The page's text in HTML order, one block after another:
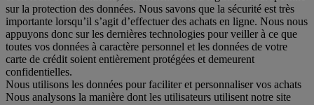
sur la protection des données. Nous savons que la sécurité est très
importante lorsqu’il s’agit d’effectuer des achats en ligne. Nous nous
appuyons donc sur les dernières technologies pour veiller à ce que
toutes vos données à caractère personnel et les données de votre
carte de crédit soient entièrement protégées et demeurent
confidentielles.
Nous utilisons les données pour faciliter et personnaliser vos achats
Nous analysons la manière dont les utilisateurs utilisent notre site